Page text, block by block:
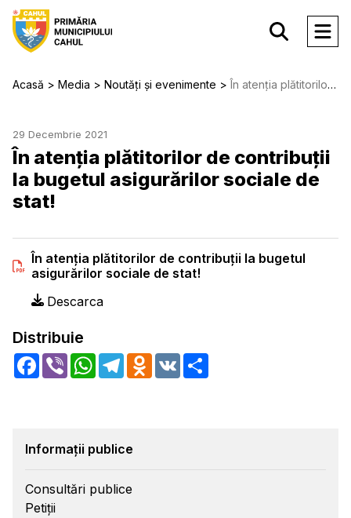
Acasă Media Noutăți și evenimente În atenția plătitorilor de contribuții la bugetul asigurărilor sociale de stat!
29 Decembrie 2021
În atenția plătitorilor de contribuții
la bugetul asigurărilor sociale de
stat!
În atenția plătitorilor de contribuții la bugetul
asigurărilor sociale de stat!
Descarca
Distribuie
Facebook
Viber WhatsApp
TelegramOdnoklassniki
VK
Informații publice
Consultări publice
Petiții